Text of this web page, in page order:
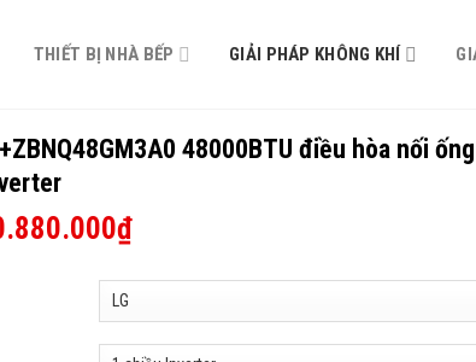
THIẾT BỊ NHÀ BẾP GIẢI PHÁP KHÔNG KHÍ
48000BTU điều hòa nối
₫